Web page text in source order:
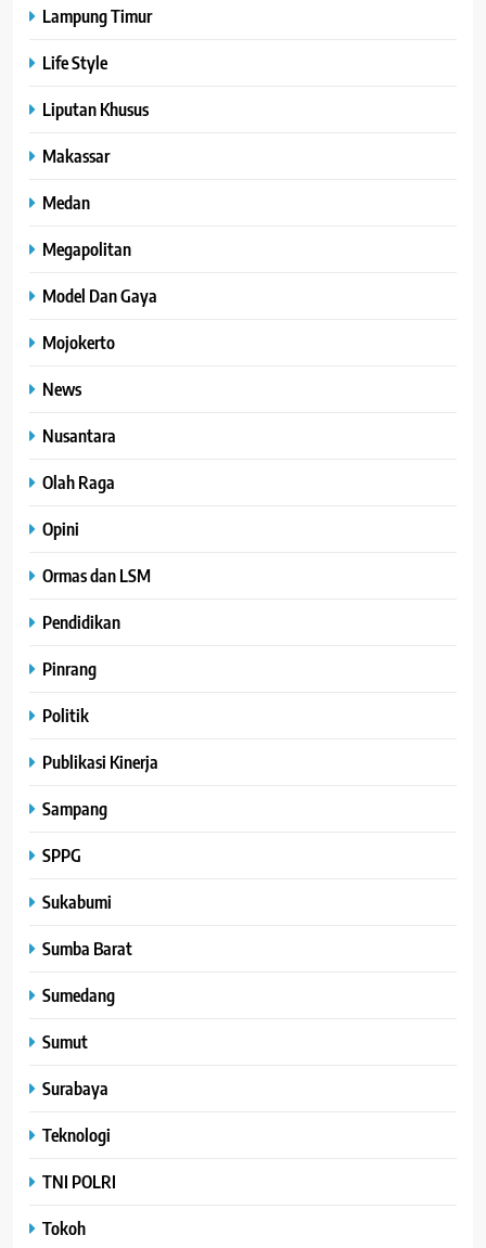
Lampung Timur
Life Style
Liputan Khusus
Makassar
Medan
Megapolitan
Model Dan Gaya
Mojokerto
News
Nusantara
Olah Raga
Opini
Ormas dan LSM
Pendidikan
Pinrang
Politik
Publikasi Kinerja
Sampang
SPPG
Sukabumi
Sumba Barat
Sumedang
Sumut
Surabaya
Teknologi
TNI POLRI
Tokoh